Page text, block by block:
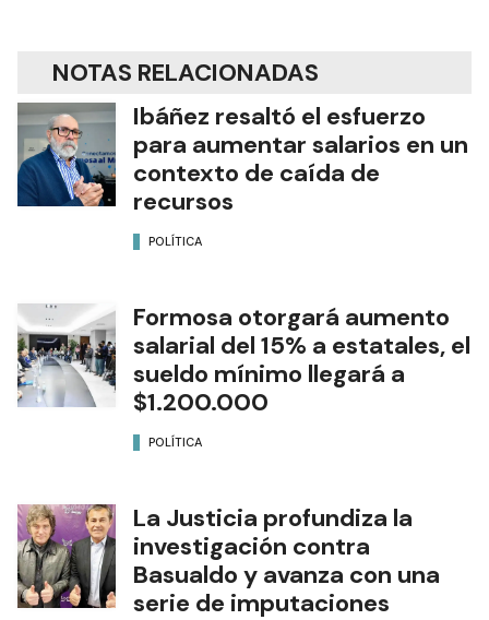
NOTAS RELACIONADAS
Ibáñez resaltó el esfuerzo
para aumentar salarios en un
contexto de caída de
recursos
POLÍTICA
Formosa otorgará aumento
salarial del 15% a estatales, el
sueldo mínimo llegará a
$1.200.000
POLÍTICA
La Justicia profundiza la
investigación contra
Basualdo y avanza con una
serie de imputaciones